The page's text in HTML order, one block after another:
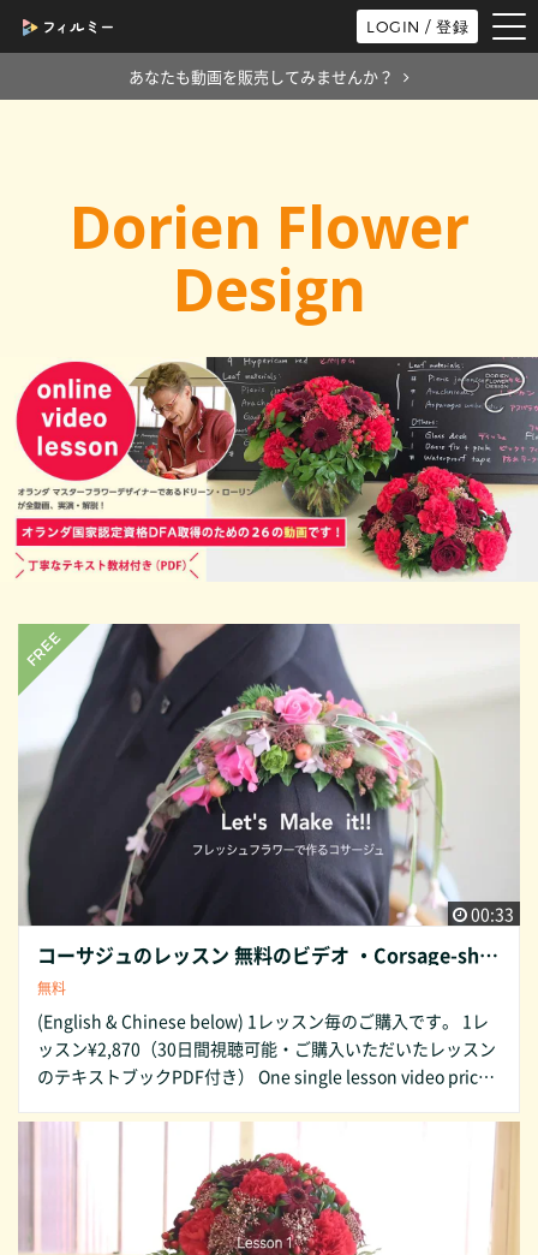
LOGIN / 登録
あなたも動画を販売してみませんか？
Dorien Flower
Design
00:33
コーサジュのレッスン 無料のビデオ ・Corsage-shoulder free short video
無料
(English & Chinese below) 1レッスン毎のご購入です。 1レ
ッスン¥2,870（30日間視聴可能・ご購入いただいたレッスン
のテキストブックPDF付き） One single lesson video price
sson textbook, PDF) 可购买任意单个课程。单个课程售价 ¥2,
870。（获30日观看权限，附相应课程教学文本PDF）